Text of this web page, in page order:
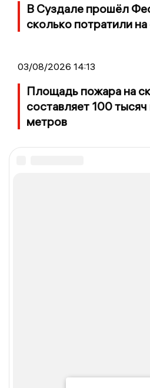
В Суздале прошёл
сколько потратили
03/08/2026 14:13
Площадь пожара на
составляет 100
метров